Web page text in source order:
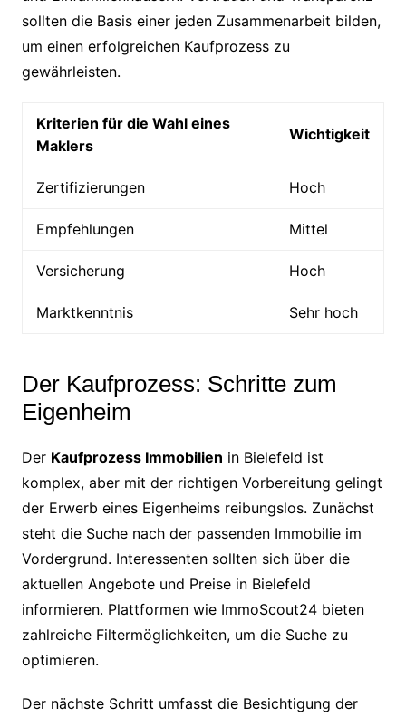
sollten die Basis einer jeden Zusammenarbeit bilden,
um einen erfolgreichen Kaufprozess zu
gewährleisten.
Kriterien für die Wahl eines
Maklers
Wichtigkeit
Zertifizierungen Hoch
Empfehlungen Mittel
Versicherung Hoch
Marktkenntnis Sehr hoch
Der Kaufprozess: Schritte zum
Eigenheim
Der Kaufprozess Immobilien in Bielefeld ist
komplex, aber mit der richtigen Vorbereitung gelingt
der Erwerb eines Eigenheims reibungslos. Zunächst
steht die Suche nach der passenden Immobilie im
Vordergrund. Interessenten sollten sich über die
aktuellen Angebote und Preise in Bielefeld
informieren. Plattformen wie ImmoScout24 bieten
zahlreiche Filtermöglichkeiten, um die Suche zu
optimieren.
Der nächste Schritt umfasst die Besichtigung der